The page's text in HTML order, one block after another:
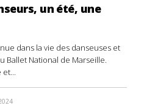
un été, une
dans la vie des danseuses et
Ballet National de Marseille.